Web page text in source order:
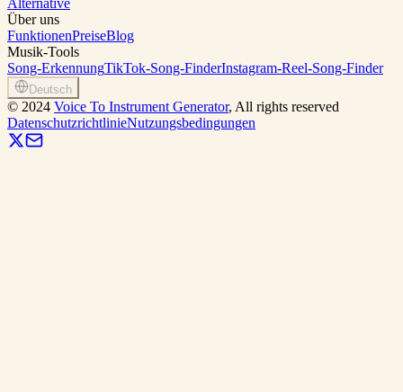
Alternative
Über uns
FunktionenPreiseBlog
Musik-Tools
Song-ErkennungTikTok-Song-FinderInstagram-Reel-Song-Finder
Deutsch
© 2024 Voice To Instrument Generator, All rights reserved
DatenschutzrichtlinieNutzungsbedingungen